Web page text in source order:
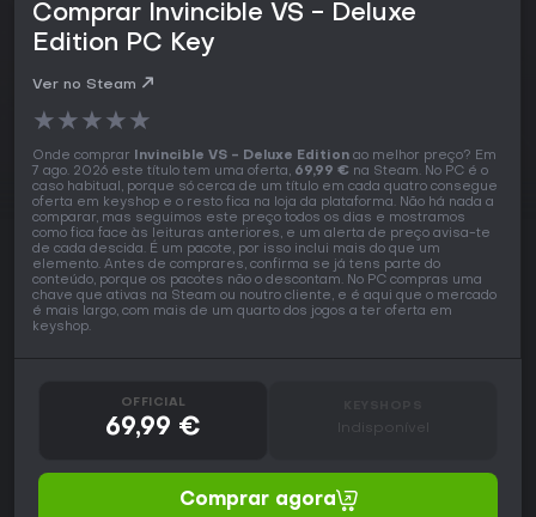
Comprar Invincible VS - Deluxe
Edition PC Key
Ver no Steam
★★★★★
Onde comprar Invincible VS - Deluxe Edition ao melhor preço? Em
7 ago. 2026 este título tem uma oferta, 69,99 € na Steam. No PC é o
caso habitual, porque só cerca de um título em cada quatro consegue
oferta em keyshop e o resto fica na loja da plataforma. Não há nada a
comparar, mas seguimos este preço todos os dias e mostramos
como fica face às leituras anteriores, e um alerta de preço avisa-te
de cada descida. É um pacote, por isso inclui mais do que um
elemento. Antes de comprares, confirma se já tens parte do
conteúdo, porque os pacotes não o descontam. No PC compras uma
chave que ativas na Steam ou noutro cliente, e é aqui que o mercado
é mais largo, com mais de um quarto dos jogos a ter oferta em
keyshop.
OFFICIAL
69,99 € Indisponível
Comprar agora